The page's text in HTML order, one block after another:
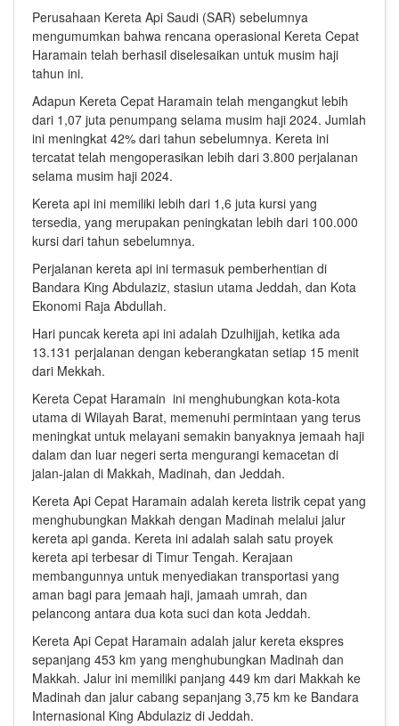
Perusahaan Kereta Api Saudi (SAR) sebelumnya
mengumumkan bahwa rencana operasional Kereta Cepat
Haramain telah berhasil diselesaikan untuk musim haji
tahun ini.
Adapun Kereta Cepat Haramain telah mengangkut lebih
dari 1,07 juta penumpang selama musim haji 2024. Jumlah
ini meningkat 42% dari tahun sebelumnya. Kereta ini
tercatat telah mengoperasikan lebih dari 3.800 perjalanan
selama musim haji 2024.
Kereta api ini memiliki lebih dari 1,6 juta kursi yang
tersedia, yang merupakan peningkatan lebih dari 100.000
kursi dari tahun sebelumnya.
Perjalanan kereta api ini termasuk pemberhentian di
Bandara King Abdulaziz, stasiun utama Jeddah, dan Kota
Ekonomi Raja Abdullah.
Hari puncak kereta api ini adalah Dzulhijjah, ketika ada
13.131 perjalanan dengan keberangkatan setiap 15 menit
dari Mekkah.
Kereta Cepat Haramain ini menghubungkan kota-kota
utama di Wilayah Barat, memenuhi permintaan yang terus
meningkat untuk melayani semakin banyaknya jemaah haji
dalam dan luar negeri serta mengurangi kemacetan di
jalan-jalan di Makkah, Madinah, dan Jeddah.
Kereta Api Cepat Haramain adalah kereta listrik cepat yang
menghubungkan Makkah dengan Madinah melalui jalur
kereta api ganda. Kereta ini adalah salah satu proyek
kereta api terbesar di Timur Tengah. Kerajaan
membangunnya untuk menyediakan transportasi yang
aman bagi para jemaah haji, jamaah umrah, dan
pelancong antara dua kota suci dan kota Jeddah.
Kereta Api Cepat Haramain adalah jalur kereta ekspres
sepanjang 453 km yang menghubungkan Madinah dan
Makkah. Jalur ini memiliki panjang 449 km dari Makkah ke
Madinah dan jalur cabang sepanjang 3,75 km ke Bandara
Internasional King Abdulaziz di Jeddah.